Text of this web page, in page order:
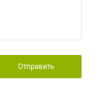
Отправить